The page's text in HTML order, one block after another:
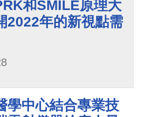
和SMILE原理大
2022年的新視點需
學中心結合專業技